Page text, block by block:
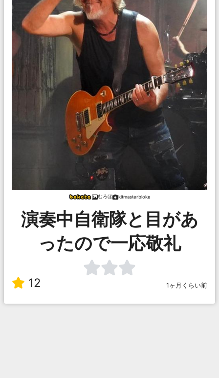
むろぼ kitmasterbloke
演奏中自衛隊と目があ
ったので一応敬礼
12 1ヶ月くらい前